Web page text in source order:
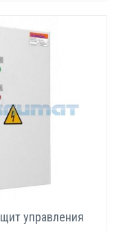
щит управления